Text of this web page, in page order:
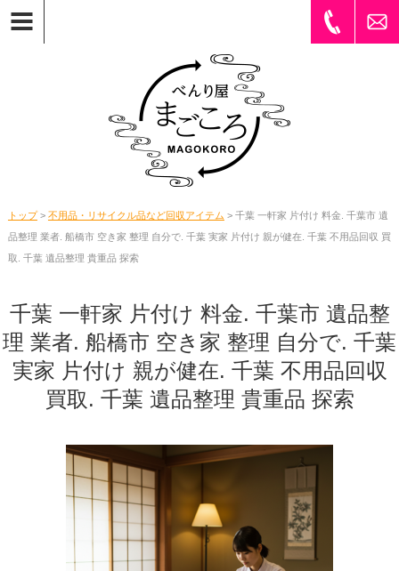
トップ> 不用品・リサイクル品など回収アイテム > 千葉 一軒家 片付け 料金. 千葉市 遺
品整理 業者. 船橋市 空き家 整理 自分で. 千葉 実家 片付け 親が健在. 千葉 不用品回収 買
取. 千葉 遺品整理 貴重品 探索
千葉 一軒家 片付け 料金. 千葉市 遺品整
理 業者. 船橋市 空き家 整理 自分で. 千葉
実家 片付け 親が健在. 千葉 不用品回収
買取. 千葉 遺品整理 貴重品 探索